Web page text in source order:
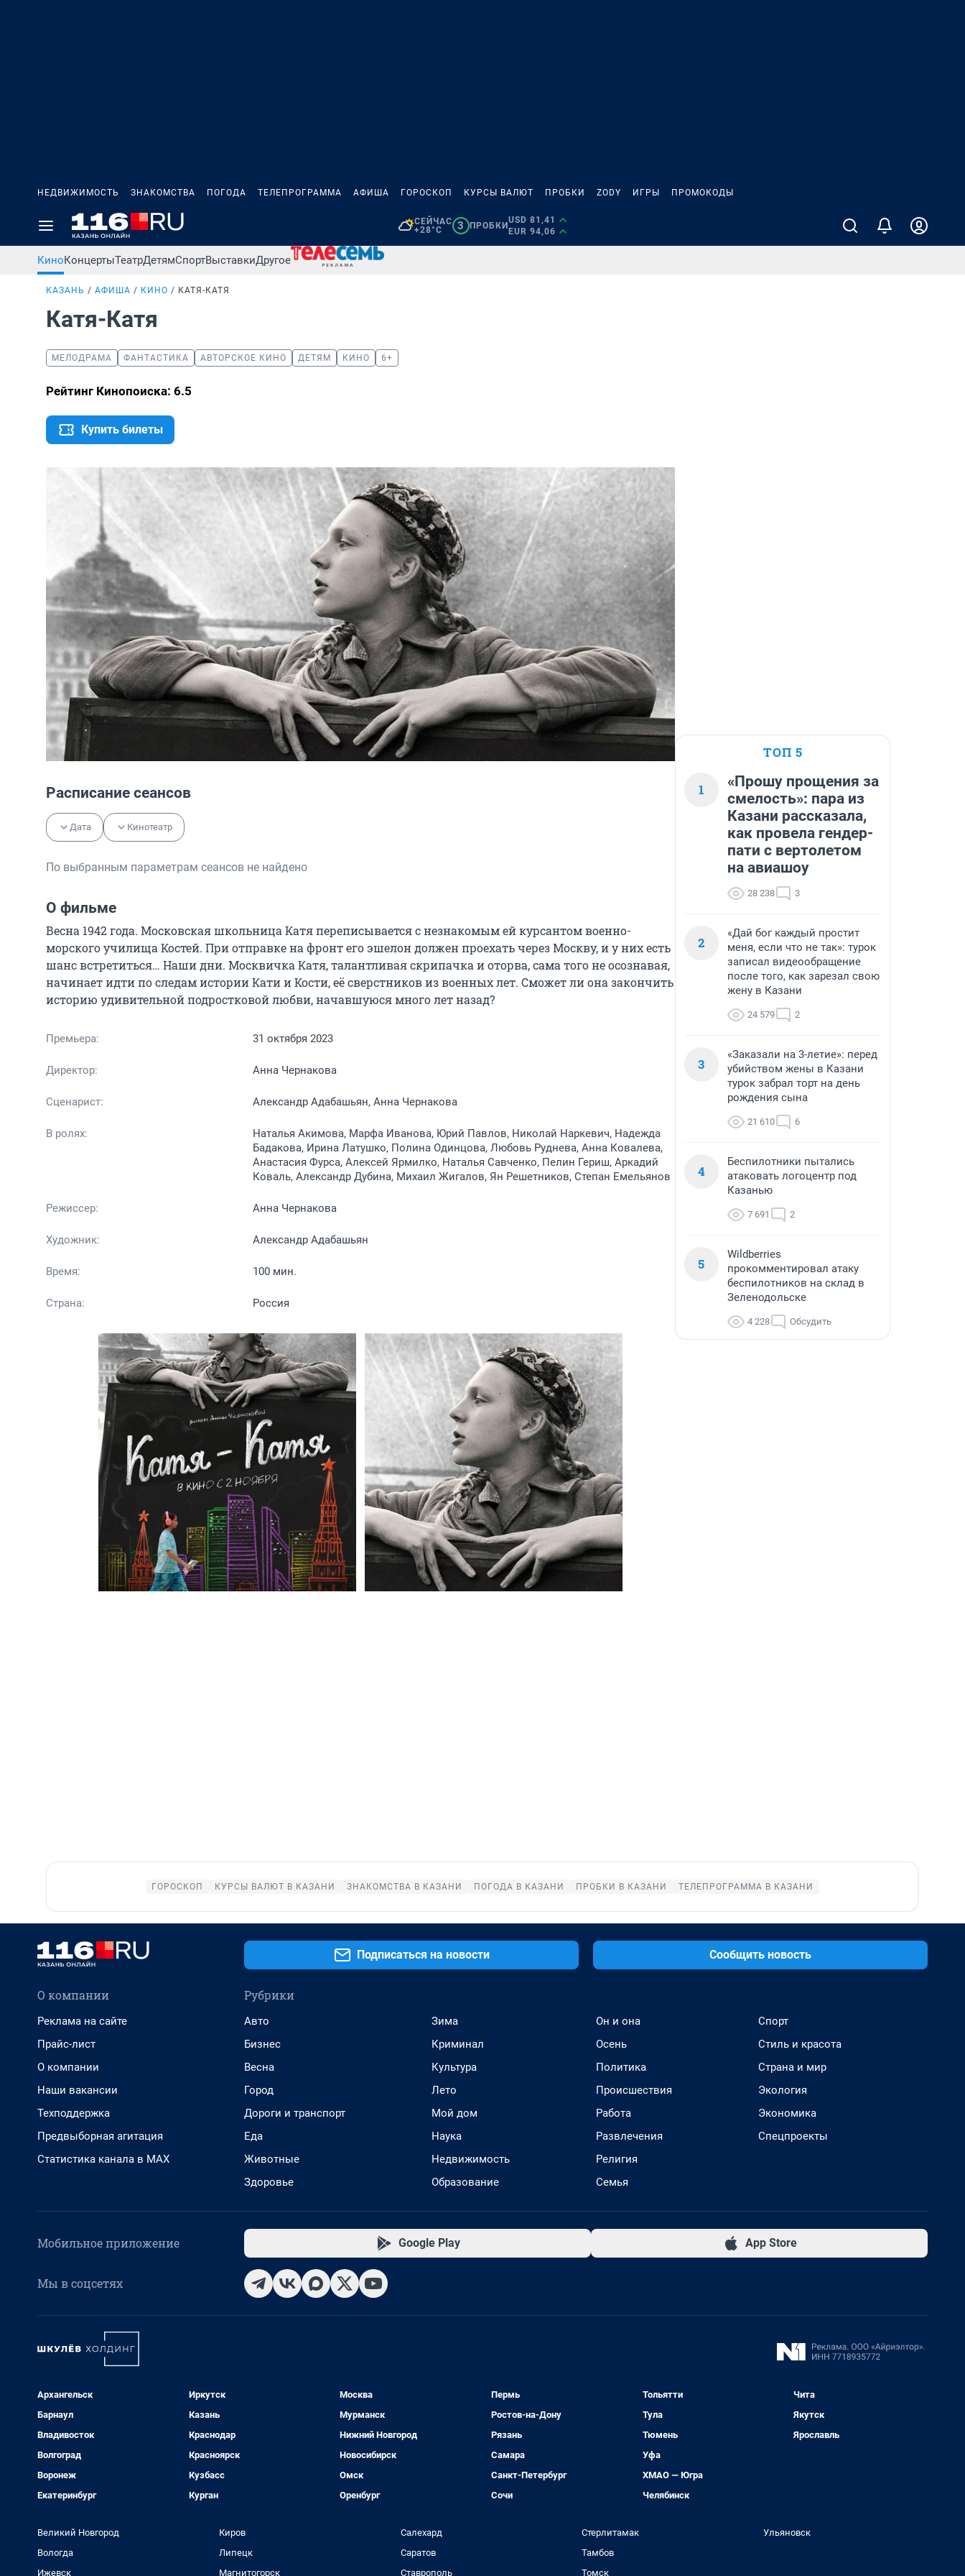
НЕДВИЖИМОСТЬ ЗНАКОМСТВА ПОГОДА ТЕЛЕПРОГРАММА АФИША ГОРОСКОП КУРСЫ ВАЛЮТ ПРОБКИ ZODY ИГРЫ ПРОМОКОДЫ
СЕЙЧАС
+28°C
3 ПРОБКИ
USD 81,41
EUR 94,06
КиноКонцертыТеатрДетямСпортВыставкиДругое
КАЗАНЬ АФИША КИНО КАТЯ-КАТЯ
Катя-Катя
МЕЛОДРАМА ФАНТАСТИКА АВТОРСКОЕ КИНО ДЕТЯМ КИНО 6+
Рейтинг Кинопоиска: 6.5
Купить билеты
Расписание сеансов
Дата Кинотеатр
По выбранным параметрам сеансов не найдено
О фильме
Весна 1942 года. Московская школьница Катя переписывается с незнакомым ей курсантом военно-
морского училища Костей. При отправке на фронт его эшелон должен проехать через Москву, и у них есть
шанс встретиться… Наши дни. Москвичка Катя, талантливая скрипачка и оторва, сама того не осознавая,
начинает идти по следам истории Кати и Кости, её сверстников из военных лет. Сможет ли она закончить
историю удивительной подростковой любви, начавшуюся много лет назад?
Премьера: 31 октября 2023
Директор: Анна Чернакова
Сценарист: Александр Адабашьян, Анна Чернакова
В ролях:
Наталья Акимова, Марфа Иванова, Юрий Павлов, Николай Наркевич, Надежда
Бадакова, Ирина Латушко, Полина Одинцова, Любовь Руднева, Анна Ковалева,
Анастасия Фурса, Алексей Ярмилко, Наталья Савченко, Пелин Гериш, Аркадий
Коваль, Александр Дубина, Михаил Жигалов, Ян Решетников, Степан Емельянов
Режиссер: Анна Чернакова
Художник: Александр Адабашьян
Время: 100 мин.
Страна: Россия
ТОП 5
1
«Прошу прощения за
смелость»: пара из
Казани рассказала,
как провела гендер-
пати с вертолетом
на авиашоу
28 238 3
2
«Дай бог каждый простит
меня, если что не так»: турок
записал видеообращение
после того, как зарезал свою
жену в Казани
24 579 2
3
«Заказали на 3-летие»: перед
убийством жены в Казани
турок забрал торт на день
рождения сына
21 610 6
4
Беспилотники пытались
атаковать логоцентр под
Казанью
7 691 2
5
Wildberries
прокомментировал атаку
беспилотников на склад в
Зеленодольске
4 228 Обсудить
ГОРОСКОП КУРСЫ ВАЛЮТ В КАЗАНИ ЗНАКОМСТВА В КАЗАНИ ПОГОДА В КАЗАНИ ПРОБКИ В КАЗАНИ ТЕЛЕПРОГРАММА В КАЗАНИ
Подписаться на новости Сообщить новость
О компании
Реклама на сайте
Прайс-лист
О компании
Наши вакансии
Техподдержка
Предвыборная агитация
Статистика канала в MAX
Рубрики
Авто
Бизнес
Весна
Город
Дороги и транспорт
Еда
Животные
Здоровье
Зима
Криминал
Культура
Лето
Мой дом
Наука
Недвижимость
Образование
Он и она
Осень
Политика
Происшествия
Работа
Развлечения
Религия
Семья
Спорт
Стиль и красота
Страна и мир
Экология
Экономика
Спецпроекты
Мобильное приложение Google Play App Store
Мы в соцсетях
Архангельск
Барнаул
Владивосток
Волгоград
Воронеж
Екатеринбург
Иркутск
Казань
Краснодар
Красноярск
Кузбасс
Курган
Москва
Мурманск
Нижний Новгород
Новосибирск
Омск
Оренбург
Пермь
Ростов-на-Дону
Рязань
Самара
Санкт-Петербург
Сочи
Тольятти
Тула
Тюмень
Уфа
ХМАО — Югра
Челябинск
Чита
Якутск
Ярославль
Великий Новгород
Вологда
Ижевск
Киров
Липецк
Магнитогорск
Салехард
Саратов
Ставрополь
Стерлитамак
Тамбов
Томск
Ульяновск